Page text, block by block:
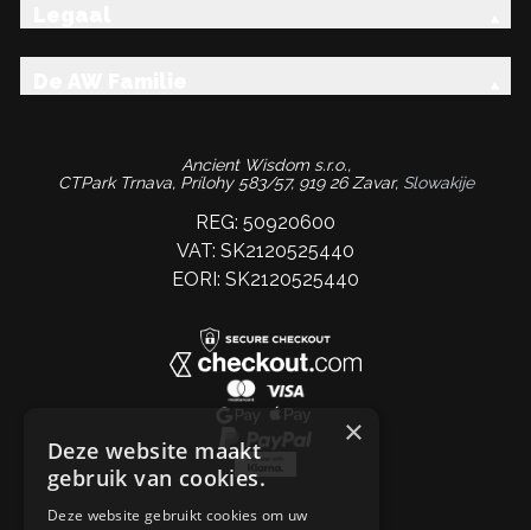
Ancient Wisdom s.r.o.,
CTPark Trnava, Prílohy 583/57, 919 26 Zavar, Slowakije
REG: 50920600
VAT: SK2120525440
EORI: SK2120525440
×
Deze website maakt
gebruik van cookies.
Deze website gebruikt cookies om uw